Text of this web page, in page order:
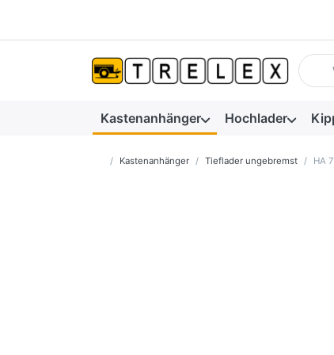
Kastenanhänger Hochlader
Startseite
Kastenanhänger Tieflader ungebremst HA